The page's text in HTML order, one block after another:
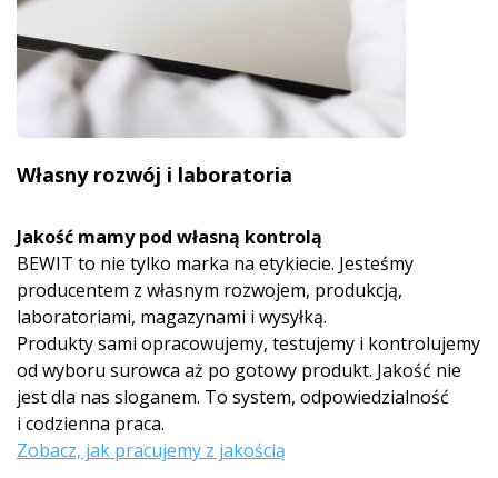
Własny rozwój i laboratoria
Jakość mamy pod własną kontrolą
BEWIT to nie tylko marka na etykiecie. Jesteśmy
producentem z własnym rozwojem, produkcją,
laboratoriami, magazynami i wysyłką.
Produkty sami opracowujemy, testujemy i kontrolujemy
od wyboru surowca aż po gotowy produkt. Jakość nie
jest dla nas sloganem. To system, odpowiedzialność
i codzienna praca.
Zobacz, jak pracujemy z jakością